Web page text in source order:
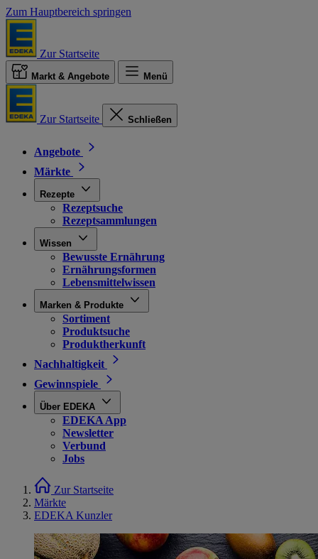
Zum Hauptbereich springen
Zur Startseite
Markt & Angebote Menü
Zur Startseite Schließen
Angebote
Märkte
Rezepte
Rezeptsuche
Rezeptsammlungen
Wissen
Bewusste Ernährung
Ernährungsformen
Lebensmittelwissen
Marken & Produkte
Sortiment
Produktsuche
Produktherkunft
Nachhaltigkeit
Gewinnspiele
Über EDEKA
EDEKA App
Newsletter
Verbund
Jobs
Zur Startseite
Märkte
EDEKA Kunzler